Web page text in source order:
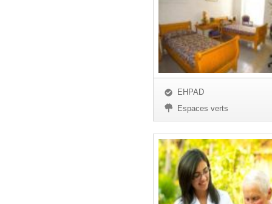
EHPAD
Espaces verts